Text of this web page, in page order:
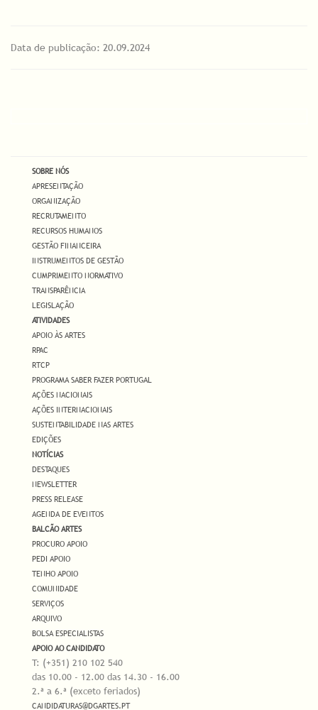
Data de publicação: 20.09.2024
SOBRE NÓS
APRESENTAÇÃO
ORGANIZAÇÃO
RECRUTAMENTO
RECURSOS HUMANOS
GESTÃO FINANCEIRA
INSTRUMENTOS DE GESTÃO
CUMPRIMENTO NORMATIVO
TRANSPARÊNCIA
LEGISLAÇÃO
ATIVIDADES
APOIO ÀS ARTES
RPAC
RTCP
PROGRAMA SABER FAZER PORTUGAL
AÇÕES NACIONAIS
AÇÕES INTERNACIONAIS
SUSTENTABILIDADE NAS ARTES
EDIÇÕES
NOTÍCIAS
DESTAQUES
NEWSLETTER
PRESS RELEASE
AGENDA DE EVENTOS
BALCÃO ARTES
PROCURO APOIO
PEDI APOIO
TENHO APOIO
COMUNIDADE
SERVIÇOS
ARQUIVO
BOLSA ESPECIALISTAS
APOIO AO CANDIDATO
T: (+351) 210 102 540
das 10.00 - 12.00 das 14.30 - 16.00
2.ª a 6.ª (exceto feriados)
CANDIDATURAS@DGARTES.PT